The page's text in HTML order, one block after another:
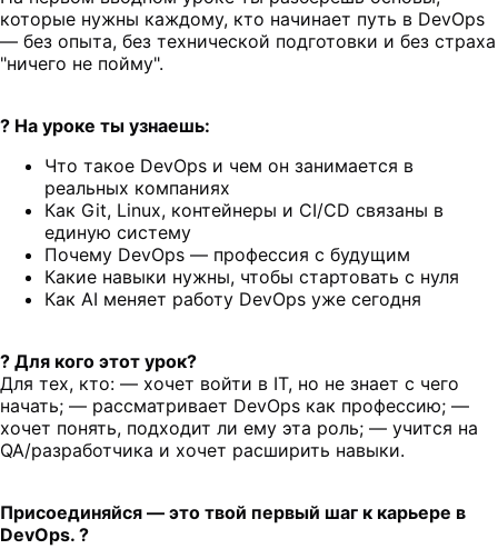
которые нужны каждому, кто начинает путь в DevOps
— без опыта, без технической подготовки и без страха
"ничего не пойму".
? На уроке ты узнаешь:
Что такое DevOps и чем он занимается в
реальных компаниях
Как Git, Linux, контейнеры и CI/CD связаны в
единую систему
Почему DevOps — профессия с будущим
Какие навыки нужны, чтобы стартовать с нуля
Как AI меняет работу DevOps уже сегодня
? Для кого этот урок?
Для тех, кто: — хочет войти в IT, но не знает с чего
начать; — рассматривает DevOps как профессию; —
хочет понять, подходит ли ему эта роль; — учится на
QA/разработчика и хочет расширить навыки.
Присоединяйся — это твой первый шаг к карьере в
DevOps. ?